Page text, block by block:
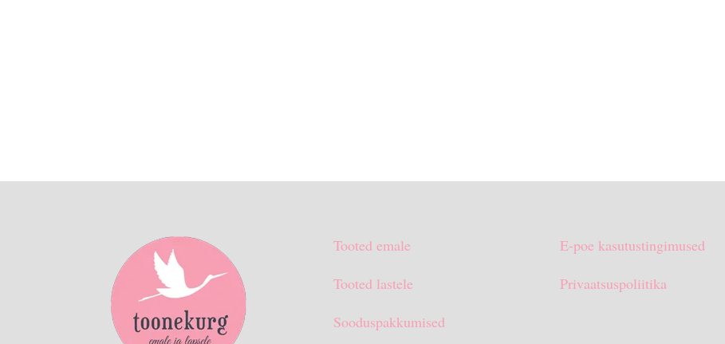
Tooted emale
Tooted lastele
Sooduspakkumised
E-poe kasutustingimused
Privaatsuspoliitika